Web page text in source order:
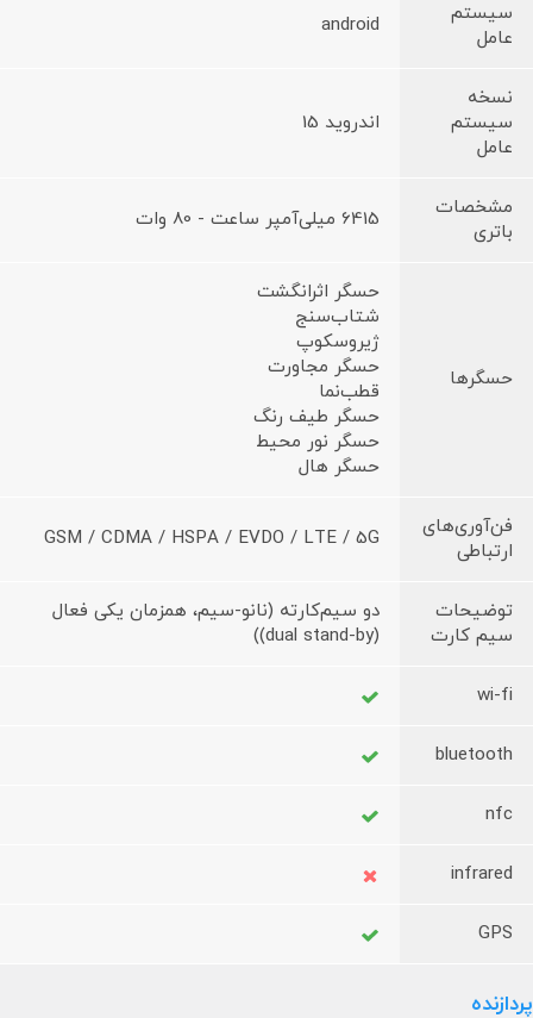
سیستم
عامل
android
نسخه
سیستم
عامل
اندروید 15
مشخصات
باتری
6415 میلی‌آمپر ساعت - 80 وات
حسگرها
حسگر اثرانگشت
شتاب‌سنج
ژیروسکوپ
حسگر مجاورت
قطب‌نما
حسگر طیف رنگ
حسگر نور محیط
حسگر هال
فن‌آوری‌های
ارتباطی
GSM / CDMA / HSPA / EVDO / LTE / 5G
توضیحات
سیم کارت
دو سیم‌کارته (نانو-سیم، همزمان یکی فعال
(dual stand-by))
wi-fi
bluetooth
nfc
infrared
GPS
پردازنده